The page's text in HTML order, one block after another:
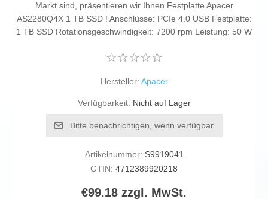
Markt sind, präsentieren wir Ihnen Festplatte Apacer
AS2280Q4X 1 TB SSD ! Anschlüsse: PCIe 4.0 USB Festplatte:
1 TB SSD Rotationsgeschwindigkeit: 7200 rpm Leistung: 50 W
Hersteller: Apacer
Verfügbarkeit: Nicht auf Lager
Bitte benachrichtigen, wenn verfügbar
Artikelnummer: S9919041
GTIN: 4712389920218
€99.18 zzgl. MwSt.